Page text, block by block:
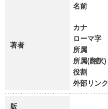
著者
名前
カナ
ローマ字
所属
所属(翻訳)
役割
外部リンク
版